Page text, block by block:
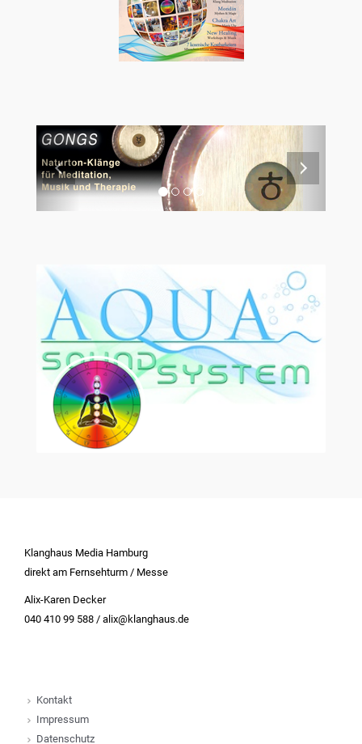
Klanghaus Media Hamburg
direkt am Fernsehturm / Messe
Alix-Karen Decker
040 410 99 588 / alix@klanghaus.de
Kontakt
Impressum
Datenschutz